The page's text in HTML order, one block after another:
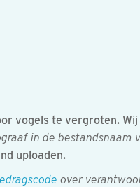
vogels te vergroten.
in de
uploaden.
over